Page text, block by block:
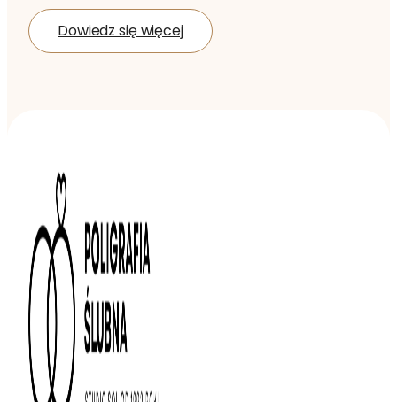
Dowiedz się więcej